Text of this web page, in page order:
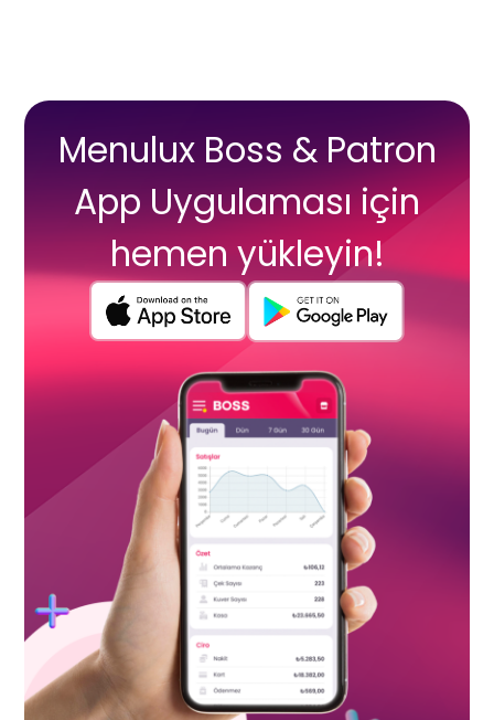
Menulux Boss & Patron
App Uygulaması için
hemen yükleyin!